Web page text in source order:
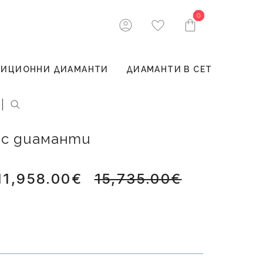
0
0
ДИАМАНТИ ДИАМАНТИ В СЕТ
диаманти
15,735.00€